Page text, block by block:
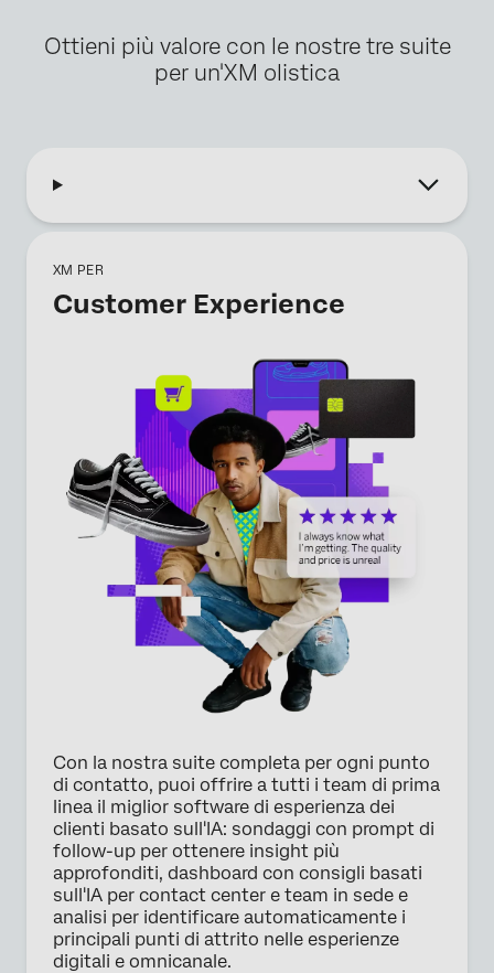
Richiesta prezzi
Nome*
Numero di telefono*
Nazione*
Privacy
Optin
Fornendo queste informazioni, l'utente accetta che
possiamo elaborare i dati personali dell'utente in
conformità con la nostraInformativa sulla privacy
Invia
Ottieni più valore con le nostre tre suite
per un'XM olistica
XM PER
Customer Experience
Con la nostra suite completa per ogni punto
di contatto, puoi offrire a tutti i team di prima
linea il miglior software di esperienza dei
clienti basato sull'IA: sondaggi con prompt di
follow-up per ottenere insight più
approfonditi, dashboard con consigli basati
sull'IA per contact center e team in sede e
analisi per identificare automaticamente i
principali punti di attrito nelle esperienze
digitali e omnicanale.